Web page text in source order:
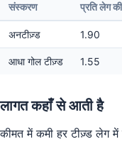
संस्करण प्रति लेग
अनटीज़्ड 1.90
आधा गोल टीज़्ड 1.55
लागत कहाँ से आती है
कीमत में कमी हर टीज़्ड लेग में